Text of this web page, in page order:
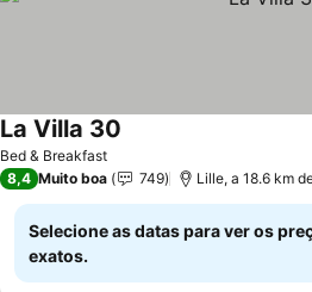
Bed & Breakfast
La Villa 30
8,4 Muito boa 749 Lille, a 18.6 km
Selecione as datas para ver os
exatos.